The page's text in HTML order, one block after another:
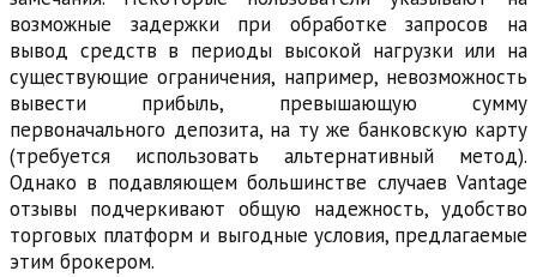
возможные задержки при обработке запросов на
вывод средств в периоды высокой нагрузки или на
существующие ограничения, например, невозможность
вывести прибыль, превышающую сумму
первоначального депозита, на ту же банковскую карту
(требуется использовать альтернативный метод).
Однако в подавляющем большинстве случаев Vantage
отзывы подчеркивают общую надежность, удобство
торговых платформ и выгодные условия, предлагаемые
этим брокером.